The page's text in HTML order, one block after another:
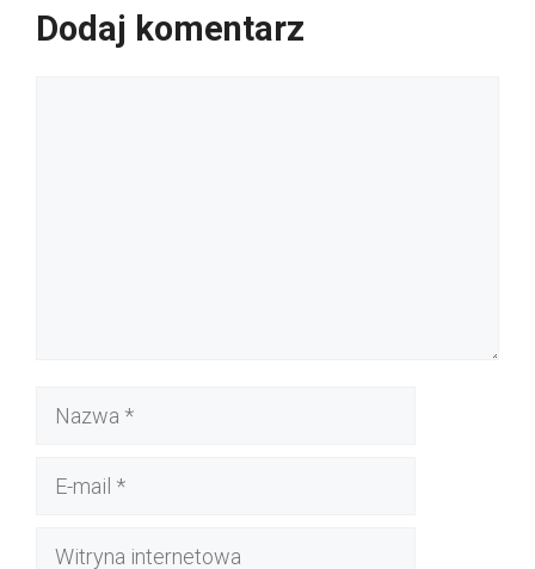
Dodaj komentarz
Nazwa
Witryna